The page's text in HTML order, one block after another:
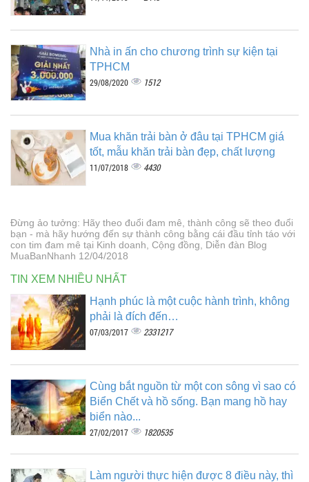
Nhà in ấn cho chương trình sự kiện tại
TPHCM
29/08/2020 1512
Mua khăn trải bàn ở đâu tại TPHCM giá
tốt, mẫu khăn trải bàn đẹp, chất lượng
11/07/2018 4430
Đừng ảo tưởng: Hãy theo đuổi đam mê, thành công sẽ theo đuổi
bạn - mà hãy hướng đến sự thành công bằng cái đầu tỉnh táo với
con tim đam mê tại Kinh doanh, Cộng đồng, Diễn đàn Blog
MuaBanNhanh 12/04/2018
TIN XEM NHIỀU NHẤT
Hạnh phúc là một cuộc hành trình, không
phải là đích đến…
07/03/2017 2331217
Cùng bắt nguồn từ một con sông vì sao có
Biển Chết và hồ sống. Bạn mang hồ hay
biển nào...
27/02/2017 1820535
Làm người thực hiện được 8 điều này, thì